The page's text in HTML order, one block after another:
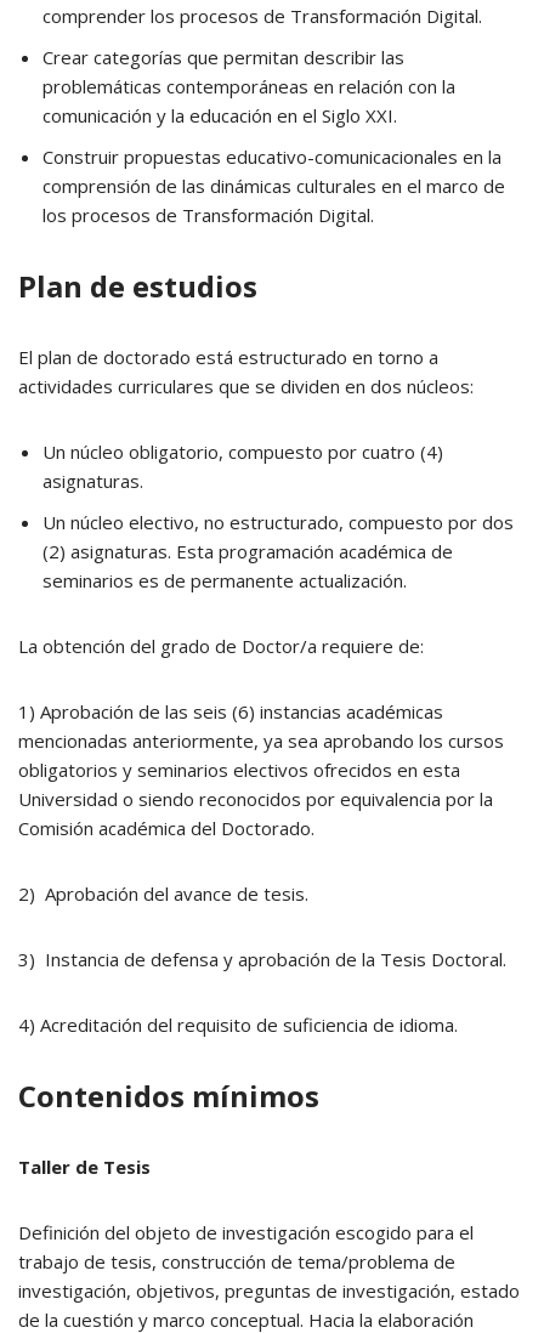
comprender los procesos de Transformación Digital.
Crear categorías que permitan describir las
problemáticas contemporáneas en relación con la
comunicación y la educación en el Siglo XXI.
Construir propuestas educativo-comunicacionales en la
comprensión de las dinámicas culturales en el marco de
los procesos de Transformación Digital.
Plan de estudios
El plan de doctorado está estructurado en torno a
actividades curriculares que se dividen en dos núcleos:
Un núcleo obligatorio, compuesto por cuatro (4)
asignaturas.
Un núcleo electivo, no estructurado, compuesto por dos
(2) asignaturas. Esta programación académica de
seminarios es de permanente actualización.
La obtención del grado de Doctor/a requiere de:
1) Aprobación de las seis (6) instancias académicas
mencionadas anteriormente, ya sea aprobando los cursos
obligatorios y seminarios electivos ofrecidos en esta
Universidad o siendo reconocidos por equivalencia por la
Comisión académica del Doctorado.
2) Aprobación del avance de tesis.
3) Instancia de defensa y aprobación de la Tesis Doctoral.
4) Acreditación del requisito de suficiencia de idioma.
Contenidos mínimos
Taller de Tesis
Definición del objeto de investigación escogido para el
trabajo de tesis, construcción de tema/problema de
investigación, objetivos, preguntas de investigación, estado
de la cuestión y marco conceptual. Hacia la elaboración